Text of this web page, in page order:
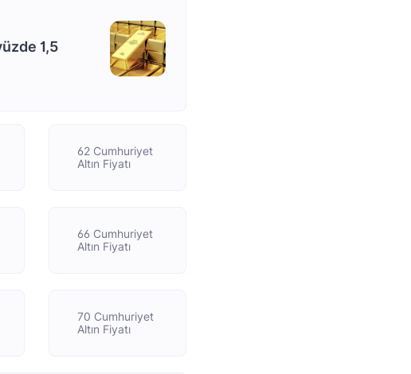
1,5
62 Cumhuriyet
Altın Fiyatı
66 Cumhuriyet
Altın Fiyatı
70 Cumhuriyet
Altın Fiyatı